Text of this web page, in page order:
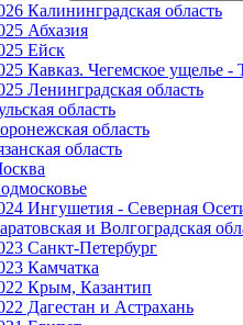
Калининградская область
Абхазия
Ейск
Кавказ. Чегемское ущелье -
Ленинградская область
область
область
область
Ингушетия - Северная
и Волгоградская
Санкт-Петербург
Камчатка
Крым, Казантип
Дагестан и Астрахань